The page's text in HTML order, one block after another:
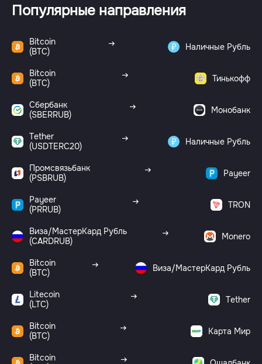
Популярные направления
Bitcoin
(BTC)
Наличные Рубль
Bitcoin
(BTC)
Тинькофф
Сбербанк
(SBERRUB)
Монобанк
Tether
(USDTERC20)
Наличные Рубль
Промсвязьбанк
(PSBRUB)
Payeer
Payeer
(PRRUB)
TRON
Виза/МастерКард Рубль
(CARDRUB)
Monero
Bitcoin
(BTC)
Виза/МастерКард Рубль
Litecoin
(LTC)
Tether
Bitcoin
(BTC)
Карта Мир
Bitcoin